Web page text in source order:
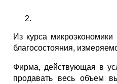
Из курса
благосостояния,
Фирма, действующая в
продавать весь объем